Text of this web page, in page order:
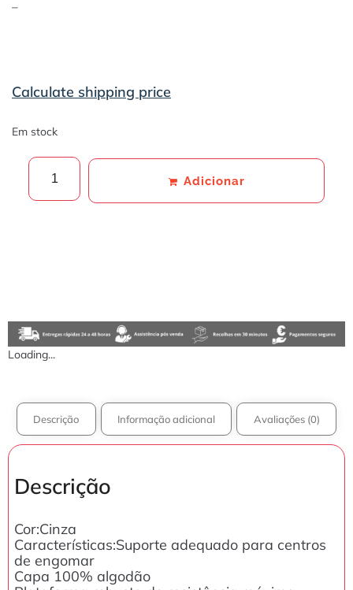
–
Calculate shipping price
Em stock
Adicionar
Loading...
Descrição Informação adicional Avaliações (0)
Descrição
Cor:Cinza
Características:Suporte adequado para centros
de engomar
Capa 100% algodão